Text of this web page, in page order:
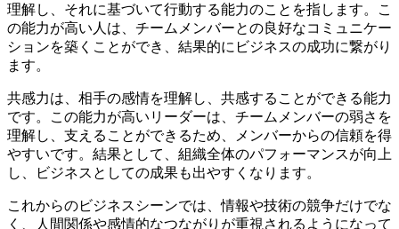
理解し、それに基づいて行動する能力のことを指します。こ
の能力が高い人は、チームメンバーとの良好なコミュニケー
ションを築くことができ、結果的にビジネスの成功に繋がり
ます。
共感力は、相手の感情を理解し、共感することができる能力
です。この能力が高いリーダーは、チームメンバーの弱さを
理解し、支えることができるため、メンバーからの信頼を得
やすいです。結果として、組織全体のパフォーマンスが向上
し、ビジネスとしての成果も出やすくなります。
これからのビジネスシーンでは、情報や技術の競争だけでな
く、人間関係や感情的なつながりが重視されるようになって